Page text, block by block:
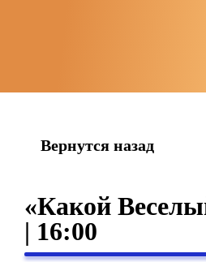
Вернутся назад
«Какой
| 16:00